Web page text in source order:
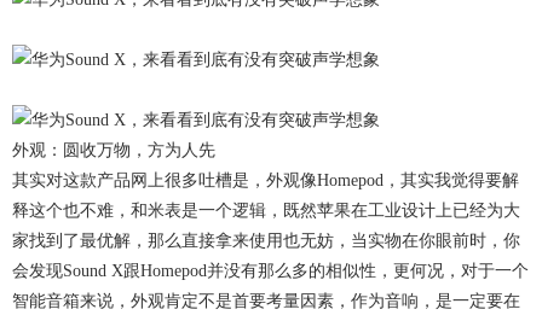
外观：圆收万物，方为人先
其实对这款产品网上很多吐槽是，外观像Homepod，其实我觉得要解
释这个也不难，和米表是一个逻辑，既然苹果在工业设计上已经为大
家找到了最优解，那么直接拿来使用也无妨，当实物在你眼前时，你
会发现Sound X跟Homepod并没有那么多的相似性，更何况，对于一个
智能音箱来说，外观肯定不是首要考量因素，作为音响，是一定要在